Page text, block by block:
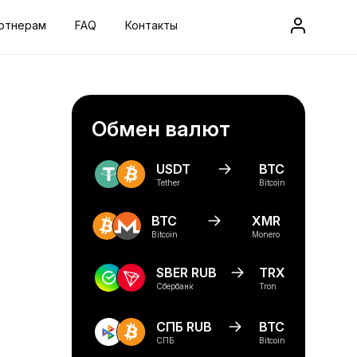
FAQ Контакты
Обмен валют
USDT
Tether
BTC
Bitcoin
BTC
Bitcoin
XMR
Monero
SBER RUB
Сбербанк
TRX
Tron
СПБ RUB
СПБ
BTC
Bitcoin